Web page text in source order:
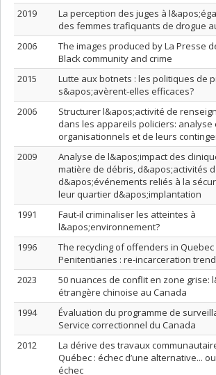
2019
La perception des juges à
des femmes trafiquants de drogue
2006
The images produced by La Presse
Black community and crime
2015
Lutte aux botnets : les politiques de
s&apos;avèrent-elles efficaces?
2006
Structurer l&apos;activité de
dans les appareils policiers: analyse
organisationnels et de leurs
2009
Analyse de l&apos;impact des
matière de débris, d&apos;activités
d&apos;événements reliés à la
leur quartier d&apos;implantation
1991
Faut-il criminaliser les atteintes à
l&apos;environnement?
1996
The recycling of offenders in Quebec
Penitentiaries : re-incarceration
2023
50 nuances de conflit en zone grise:
étrangère chinoise au Canada
1994
Évaluation du programme de
Service correctionnel du Canada
2012
La dérive des travaux
Québec : échec d’une alternative...
échec